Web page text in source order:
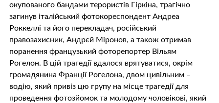
окупованого бандами терористів Гіркіна, трагічно
загинув італійський фотокореспондент Андреа
Роккеллі та його перекладач, російський
правозахисник, Андрєй Міронов, а також отримав
поранення французький фоторепортер Вільям
Рогелон. В цій трагедії вдалося врятуватися, окрім
громадянина Франції Рогелона, двом цивільним –
водію, який привіз цю групу на місце трагедії для
проведення фотозйомок та молодому чоловікові, який